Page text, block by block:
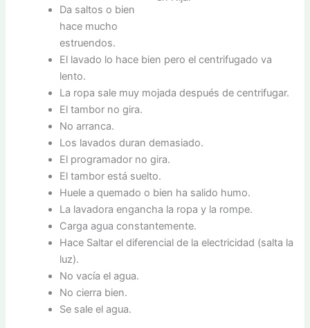
Da saltos o bien
hace mucho
estruendos.
El lavado lo hace bien pero el centrifugado va
lento.
La ropa sale muy mojada después de centrifugar.
El tambor no gira.
No arranca.
Los lavados duran demasiado.
El programador no gira.
El tambor está suelto.
Huele a quemado o bien ha salido humo.
La lavadora engancha la ropa y la rompe.
Carga agua constantemente.
Hace Saltar el diferencial de la electricidad (salta la
luz).
No vacía el agua.
No cierra bien.
Se sale el agua.